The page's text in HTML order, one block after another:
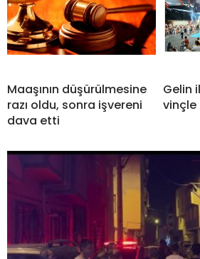
Maaşının düşürülmesine
razı oldu, sonra işvereni
dava etti
Gelin
vinçle